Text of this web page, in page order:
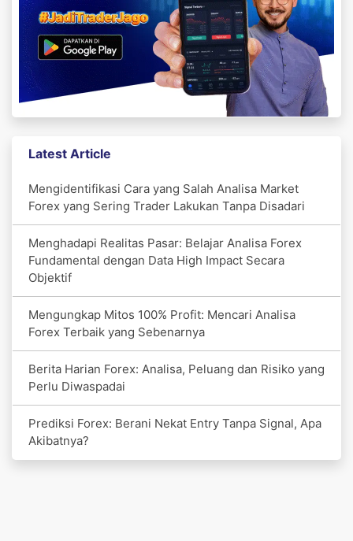
Latest Article
Mengidentifikasi Cara yang Salah Analisa Market
Forex yang Sering Trader Lakukan Tanpa Disadari
Menghadapi Realitas Pasar: Belajar Analisa Forex
Fundamental dengan Data High Impact Secara
Objektif
Mengungkap Mitos 100% Profit: Mencari Analisa
Forex Terbaik yang Sebenarnya
Berita Harian Forex: Analisa, Peluang dan Risiko yang
Perlu Diwaspadai
Prediksi Forex: Berani Nekat Entry Tanpa Signal, Apa
Akibatnya?